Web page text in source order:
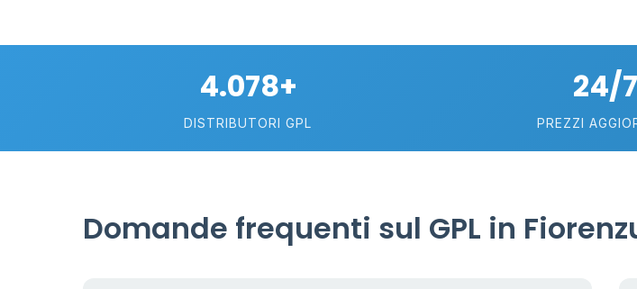
4.078+
DISTRIBUTORI GPL
24/7
PREZZI
Domande frequenti sul GPL in